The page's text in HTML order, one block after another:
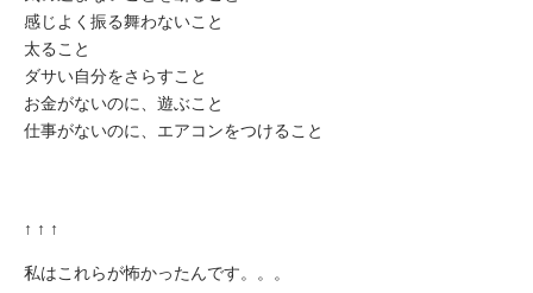
感じよく振る舞わないこと
太ること
ダサい自分をさらすこと
お金がないのに、遊ぶこと
仕事がないのに、エアコンをつけること
↑ ↑ ↑
私はこれらが怖かったんです。。。